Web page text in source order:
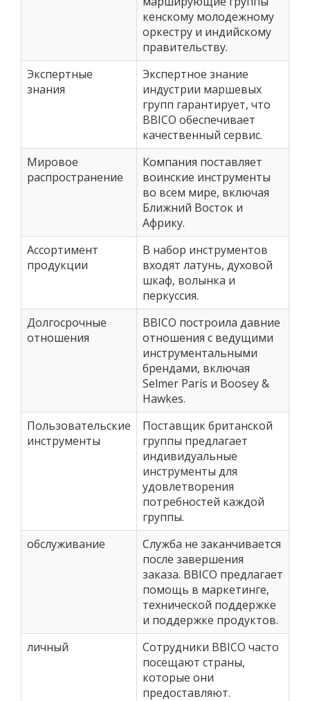
кенскому молодежному
оркестру и индийскому
правительству.
Экспертные
знания
Экспертное знание
индустрии маршевых
групп гарантирует, что
BBICO обеспечивает
качественный сервис.
Мировое
распространение
Компания поставляет
воинские инструменты
во всем мире, включая
Ближний Восток и
Африку.
Ассортимент
продукции
В набор инструментов
входят латунь, духовой
шкаф, волынка и
перкуссия.
Долгосрочные
отношения
BBICO построила давние
отношения с ведущими
инструментальными
брендами, включая
Selmer Paris и Boosey &
Hawkes.
Пользовательские
инструменты
Поставщик британской
группы предлагает
индивидуальные
инструменты для
удовлетворения
потребностей каждой
группы.
обслуживание
Служба не заканчивается
после завершения
заказа. BBICO предлагает
помощь в маркетинге,
технической поддержке
и поддержке продуктов.
личный
Сотрудники BBICO часто
посещают страны,
которые они
предоставляют.